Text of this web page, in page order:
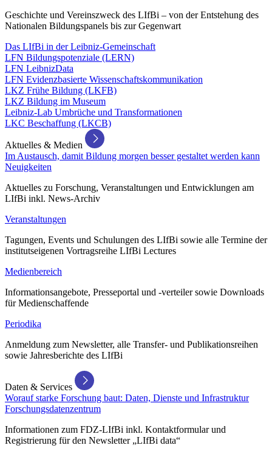
Geschichte und Vereinszweck des LIfBi – von der Entstehung des
Nationalen Bildungspanels bis zur Gegenwart
Das LIfBi in der Leibniz-Gemeinschaft
LFN Bildungspotenziale (LERN)
LFN LeibnizData
LFN Evidenzbasierte Wissenschaftskommunikation
LKZ Frühe Bildung (LKFB)
LKZ Bildung im Museum
Leibniz-Lab Umbrüche und Transformationen
LKC Beschaffung (LKCB)
Aktuelles & Medien
Im Austausch, damit Bildung morgen besser gestaltet werden kann
Neuigkeiten
Aktuelles zu Forschung, Veranstaltungen und Entwicklungen am
LIfBi inkl. News-Archiv
Veranstaltungen
Tagungen, Events und Schulungen des LIfBi sowie alle Termine der
institutseigenen Vortragsreihe LIfBi Lectures
Medienbereich
Informationsangebote, Presseportal und -verteiler sowie Downloads
für Medienschaffende
Periodika
Anmeldung zum Newsletter, alle Transfer- und Publikationsreihen
sowie Jahresberichte des LIfBi
Daten & Services
Worauf starke Forschung baut: Daten, Dienste und Infrastruktur
Forschungsdatenzentrum
Informationen zum FDZ-LIfBi inkl. Kontaktformular und
Registrierung für den Newsletter „LIfBi data“